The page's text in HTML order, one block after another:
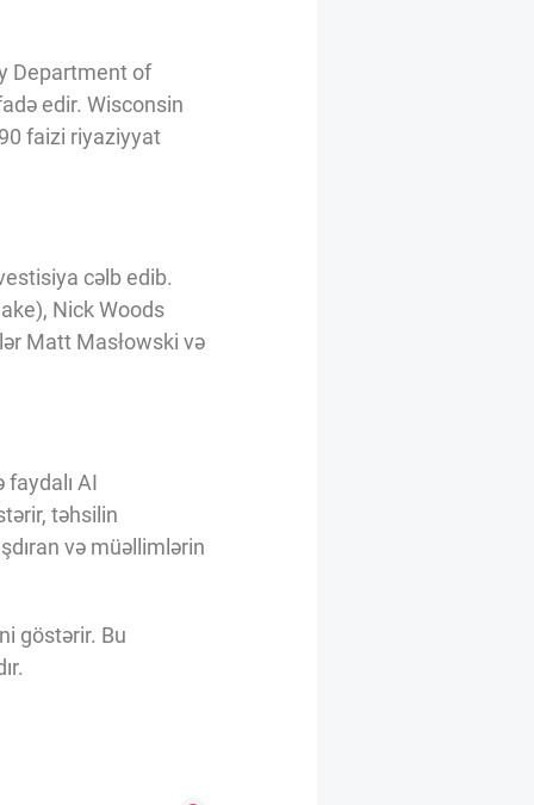
Department of
edir. Wisconsin
faizi riyaziyyat
cəlb edib.
Nick Woods
Matt Masłowski və
AI
təhsilin
və müəllimlərin
göstərir. Bu